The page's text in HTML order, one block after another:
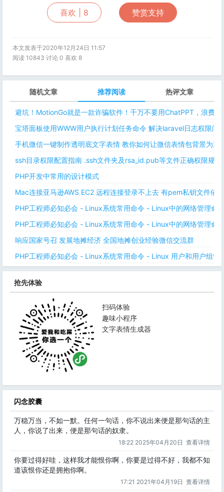
喜欢 | 8 赞赏支持
本文发表于2020年12月24日 11:57
阅读 10843 讨论 0 喜欢 8
随机文章 推荐阅读 热评文章
避坑！MotionGo就是一款诈骗软件！千万不要用ChatPPT，浪费时
宝塔面板使用WWW用户执行计划任务命令 解决laravel日志权限问
手机微信一键制作透明底文字表情 教你如何让微信表情包背景为
ssh目录权限配置指南 .ssh文件夹及rsa_id.pub等文件正确权限规则
PHP开发中常用的设计模式
Mac连接亚马逊AWS EC2 远程连接登录不上去 有pem私钥文件依
PHP工程师必知必会 - Linux系统常用命令 - Linux中的网络管理命
PHP工程师必知必会 - Linux系统常用命令 - Linux中的网络管理命
响应国家号召 发展地摊经济 全国地摊创业经验微信交流群
PHP工程师必知必会 - Linux系统常用命令 - Linux 用户和用户组管
抢先体验
扫码体验
趣味小程序
文字表情生成器
闪念胶囊
万稳万当，不如一默。任何一句话，你不说出来便是那句话的主
人，你说了出来，便是那句话的奴隶。
18:22 2025年04月20日 查看详情
你要过得好哇，这样我才能恨你啊，你要是过得不好，我都不知
道该恨你还是拥抱你啊。
17:21 2021年04月19日 查看详情